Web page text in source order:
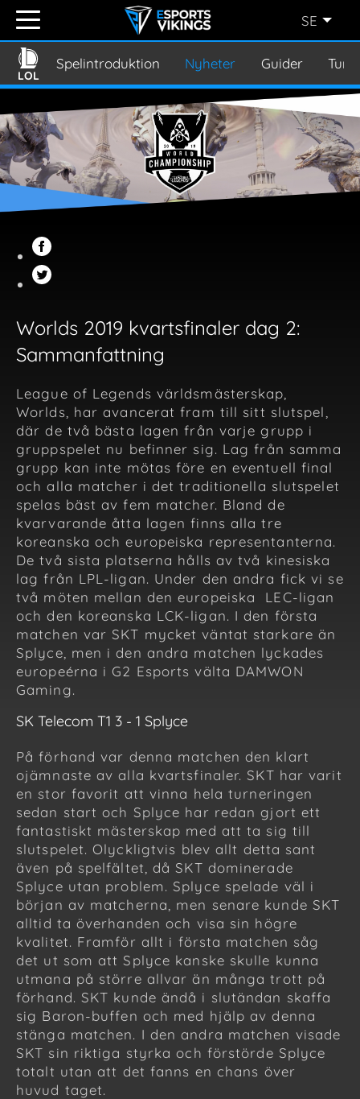
LOL
Spelintroduktion Nyheter Guider
SE
ENGLISH (EN)
SVENSKA (SE)
SUOMI (FI)
JAPANESE (JP)
Worlds 2019 kvartsfinaler dag 2:
Sammanfattning
League of Legends världsmästerskap,
Worlds, har avancerat fram till sitt slutspel,
där de två bästa lagen från varje grupp i
gruppspelet nu befinner sig. Lag från samma
grupp kan inte mötas före en eventuell final
och alla matcher i det traditionella slutspelet
spelas bäst av fem matcher. Bland de
kvarvarande åtta lagen finns alla tre
koreanska och europeiska representanterna.
De två sista platserna hålls av två kinesiska
lag från LPL-ligan. Under den andra fick vi se
två möten mellan den europeiska LEC-ligan
och den koreanska LCK-ligan. I den första
matchen var SKT mycket väntat starkare än
Splyce, men i den andra matchen lyckades
europeérna i G2 Esports välta DAMWON
Gaming.
SK Telecom T1 3 - 1 Splyce
På förhand var denna matchen den klart
ojämnaste av alla kvartsfinaler. SKT har varit
en stor favorit att vinna hela turneringen
sedan start och Splyce har redan gjort ett
fantastiskt mästerskap med att ta sig till
slutspelet. Olyckligtvis blev allt detta sant
även på spelfältet, då SKT dominerade
Splyce utan problem. Splyce spelade väl i
början av matcherna, men senare kunde SKT
alltid ta överhanden och visa sin högre
kvalitet. Framför allt i första matchen såg
det ut som att Splyce kanske skulle kunna
utmana på större allvar än många trott på
förhand. SKT kunde ändå i slutändan skaffa
sig Baron-buffen och med hjälp av denna
stänga matchen. I den andra matchen visade
SKT sin riktiga styrka och förstörde Splyce
totalt utan att det fanns en chans över
huvud taget.